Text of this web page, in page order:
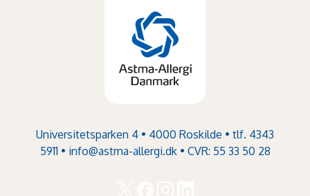
Universitetsparken 4 • 4000 Roskilde • tlf. 4343
5911 • info@astma-allergi.dk• CVR: 55 33 50 28